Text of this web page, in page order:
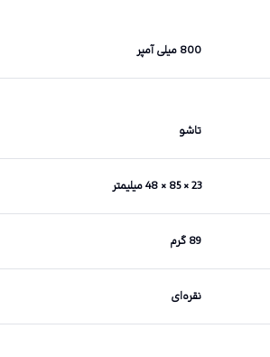
800 میلی آمپر
تاشو
23 × 85 × 48 میلیمتر
89 گرم
نقره‌ای